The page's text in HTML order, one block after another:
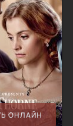
ОНЛАЙН